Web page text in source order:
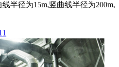
半径为15m,竖曲线半径为200m,